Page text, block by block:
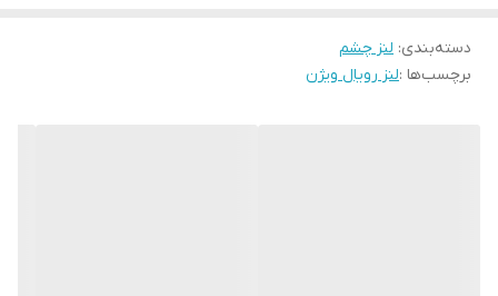
دسته‌بندی: لنز چشم
برچسب‌ها :لنز رویال ویژن